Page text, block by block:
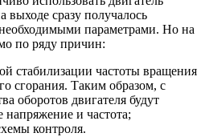
выходе сразу получалось
параметрами. Но на
по ряду причин:
стабилизации частоты вращения
сгорания. Таким образом, с
оборотов двигателя будут
напряжение и частота;
контроля.